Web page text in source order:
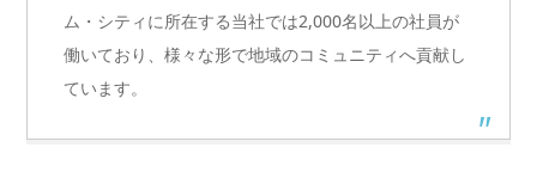
ム・シティに所在する当社では2,000名以上の社員が
働いており、様々な形で地域のコミュニティへ貢献し
ています。